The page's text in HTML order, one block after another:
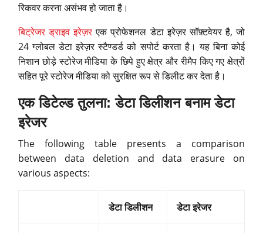
रिकवर करना असंभव हो जाता है।
बिट्रेजर ड्राइव इरेज़र एक प्रोफेशनल डेटा इरेज़र सॉफ़्टवेयर है, जो
24 ग्लोबल डेटा इरेज़र स्टैण्डर्ड को सपोर्ट करता है। यह बिना कोई
निशान छोड़े स्टोरेज मीडिया के छिपे हुए क्षेत्र और रीमैप किए गए क्षेत्रों
सहित पूरे स्टोरेज मीडिया को सुरक्षित रूप से डिलीट कर देता है।
एक डिटेल्ड तुलना: डेटा डिलीशन बनाम डेटा
इरेजर
The following table presents a comparison
between data deletion and data erasure on
various aspects:
डेटा डिलीशन डेटा इरेजर